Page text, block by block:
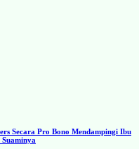
Secara Pro Bono Mendampingi Ibu